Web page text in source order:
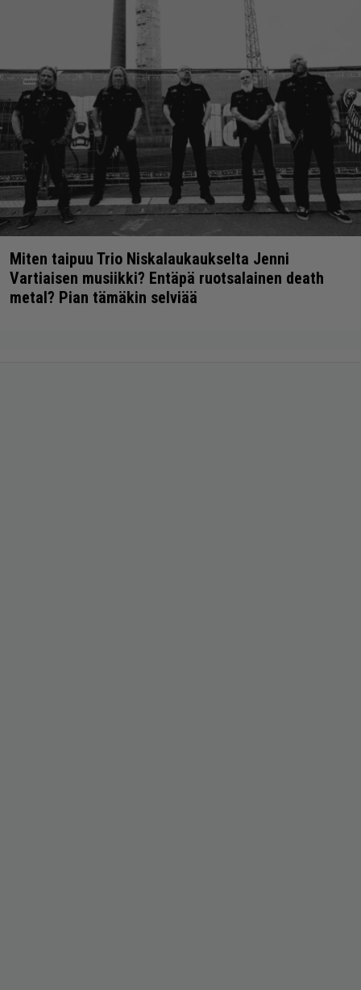
Miten taipuu Trio Niskalaukaukselta Jenni
Vartiaisen musiikki? Entäpä ruotsalainen death
metal? Pian tämäkin selviää